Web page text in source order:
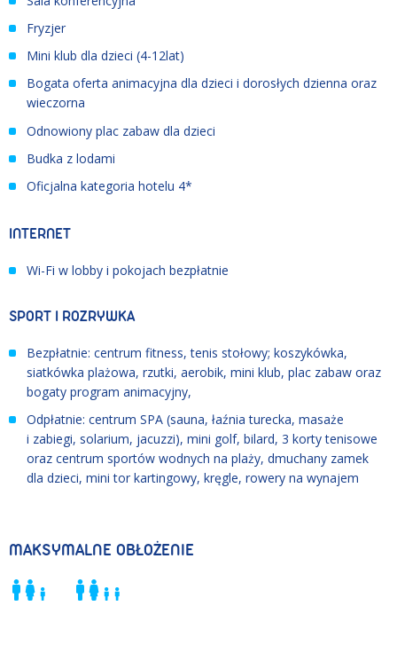
Fryzjer
Mini klub dla dzieci (4-12lat)
Bogata oferta animacyjna dla dzieci i dorosłych dzienna oraz
wieczorna
Odnowiony plac zabaw dla dzieci
Budka z lodami
Oficjalna kategoria hotelu 4*
INTERNET
Wi-Fi w lobby i pokojach bezpłatnie
SPORT I ROZRYWKA
Bezpłatnie: centrum fitness, tenis stołowy; koszykówka,
siatkówka plażowa, rzutki, aerobik, mini klub, plac zabaw oraz
bogaty program animacyjny,
Odpłatnie: centrum SPA (sauna, łaźnia turecka, masaże
i zabiegi, solarium, jacuzzi), mini golf, bilard, 3 korty tenisowe
oraz centrum sportów wodnych na plaży, dmuchany zamek
dla dzieci, mini tor kartingowy, kręgle, rowery na wynajem
MAKSYMALNE OBŁOŻENIE